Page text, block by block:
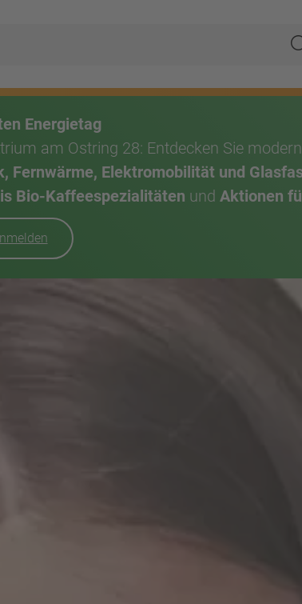
Energietag
am Ostring 28: Entdecken Sie
Fernwärme, Elektromobilität und
Bio-Kaffeespezialitäten und Aktionen